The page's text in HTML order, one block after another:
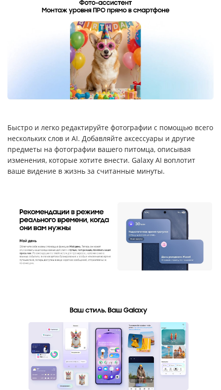
Быстро и легко редактируйте фотографии с помощью всего
нескольких слов и AI. Добавляйте аксессуары и другие
предметы на фотографии вашего питомца, описывая
изменения, которые хотите внести. Galaxy AI воплотит
ваше видение в жизнь за считанные минуты.